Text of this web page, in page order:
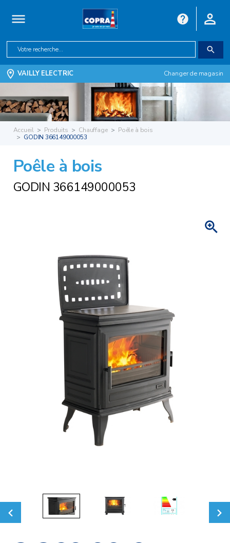
VAILLY ELECTRIC Changer de magasin
Accueil Produits Chauffage
Poêle à bois
GODIN 366149000053
Poêle à bois
GODIN 366149000053